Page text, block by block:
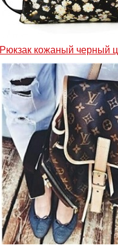
Рюкзак кожаный черный